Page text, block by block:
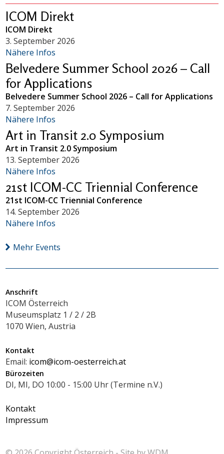
ICOM Direkt
ICOM Direkt
3. September 2026
Nähere Infos
Belvedere Summer School 2026 – Call
for Applications
Belvedere Summer School 2026 – Call for Applications
7. September 2026
Nähere Infos
Art in Transit 2.0 Symposium
Art in Transit 2.0 Symposium
13. September 2026
Nähere Infos
21st ICOM-CC Triennial Conference
21st ICOM-CC Triennial Conference
14. September 2026
Nähere Infos
Mehr Events
Anschrift
ICOM Österreich
Museumsplatz 1 / 2 / 2B
1070 Wien, Austria
Kontakt
Email: icom@icom-oesterreich.at
Bürozeiten
DI, MI, DO 10:00 - 15:00 Uhr (Termine n.V.)
Kontakt
Impressum